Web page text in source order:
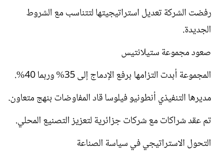
رفضت الشركة تعديل استراتيجيتها لتتناسب مع الشروط
الجديدة.
صعود مجموعة ستيلانتيس
المجموعة أبدت التزامها برفع الإدماج إلى 35% وربما 40%.
مديرها التنفيذي أنطونيو فيلوسا قاد المفاوضات بنهج متعاون.
تم عقد شراكات مع شركات جزائرية لتعزيز التصنيع المحلي.
التحول الاستراتيجي في سياسة الصناعة